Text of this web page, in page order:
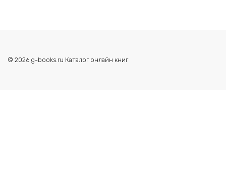
© 2026 g-books.ru Каталог онлайн книг